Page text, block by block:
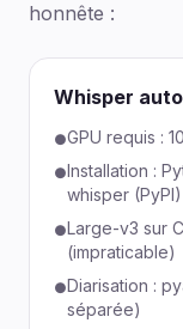
honnête :
Whisper
●GPU requis :
●Installation :
whisper (PyPI)
●Large-v3 sur
(impraticable)
●Diarisation :
séparée)